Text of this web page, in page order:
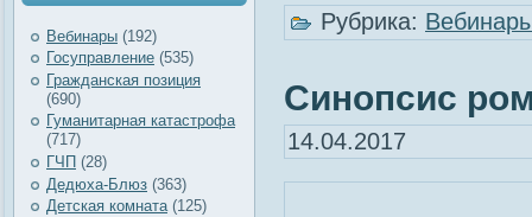
Вебинары (192)
Госуправление (535)
Гражданская позиция
(690)
Гуманитарная катастрофа
(717)
ГЧП (28)
Дедюха-Блюз (363)
Детская комната(125)
Рубрика:
Синопсис
14.04.2017